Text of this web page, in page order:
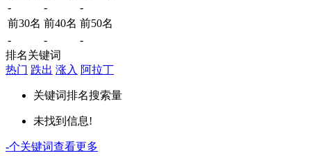
-
-
-
前30名 前40名 前50名
-
-
-
排名关键词
热门 跌出 涨入 阿拉丁
关键词排名搜索量
未找到信息!
-个关键词查看更多